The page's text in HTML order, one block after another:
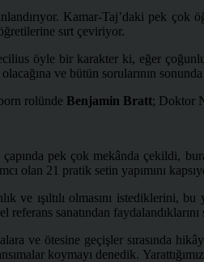
Kamar-Taj’daki pek çok
sırt çeviriyor.
öyle bir karakter ki, eğer
ve bütün sorularının
rolünde Benjamin Bratt; Doktor
pek çok mekânda çekildi,
olan 21 pratik setin yapımını
ve ışıltılı olmasını istediklerini,
referans sanatından
ve ötesine geçişler sırasında
koymayı denedik.